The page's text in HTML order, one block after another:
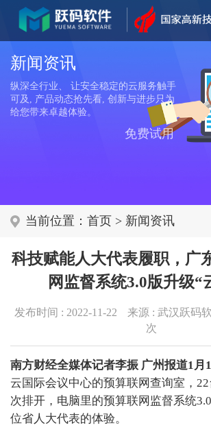
新闻资讯
纵深全行业、 让安全稳定的云服务触手
可及, 产品动态抢先看, 创新与进步只为
给您带来卓越体验。
免费试用
当前位置： 首页> 新闻资讯
科技赋能人大代表履职，广
网监督系统3.0版升级“
发布时间 : 2022-11-22 来源 : 武汉跃码
次
南方财经全媒体记者李振 广州报道1月
云国际会议中心的预算联网查询室，
次排开，电脑里的预算联网监督系统
位省人大代表的体验。